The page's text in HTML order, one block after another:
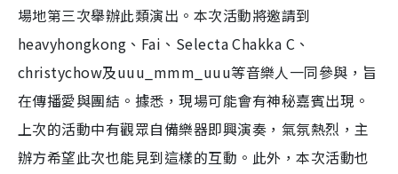
場地第三次舉辦此類演出。本次活動將邀請到
heavyhongkong、Fai、Selecta Chakka C、
christychow及uuu_mmm_uuu等音樂人一同參與，旨
在傳播愛與團結。據悉，現場可能會有神秘嘉賓出現。
上次的活動中有觀眾自備樂器即興演奏，氣氛熱烈，主
辦方希望此次也能見到這樣的互動。此外，本次活動也